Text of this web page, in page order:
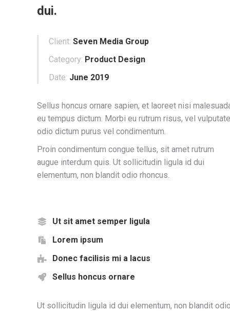
dui.
Client: Seven Media Group
Category: Product Design
Date: June 2019
Sellus honcus ornare sapien, et laoreet nisi
eu tempus dictum. Morbi eu rutrum risus, vel vulputate
odio dictum purus vel condimentum.
Proin condimentum congue tellus, sit amet rutrum
augue interdum quis. Ut sollicitudin ligula id dui
elementum, non blandit odio rhoncus.
Ut sit amet semper ligula
Lorem ipsum
Donec facilisis mi a lacus
Sellus honcus ornare
Ut sollicitudin ligula id dui elementum, non blandit